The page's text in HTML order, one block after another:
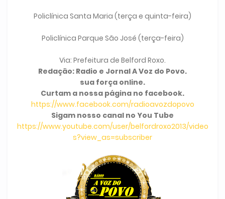
Policlínica Santa Maria (terça e quinta-feira)
Policlínica Parque São José (terça-feira)
Via: Prefeitura de Belford Roxo.
Redação: Radio e Jornal A Voz do Povo.
sua força online.
Curtam a nossa página no facebook.
https://www.facebook.com/radioavozdopovo
Sigam nosso canal no You Tube
https://www.youtube.com/user/belfordroxo2013/video
s?view_as=subscriber